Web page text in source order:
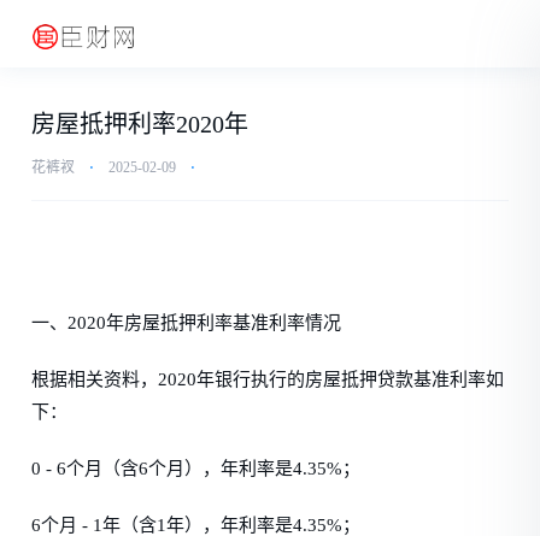
房屋抵押利率2020年
花裤衩 ⋅ 2025-02-09 ⋅
一、2020年房屋抵押利率基准利率情况
根据相关资料，2020年银行执行的房屋抵押贷款基准利率如
下：
0 - 6个月（含6个月），年利率是4.35%；
6个月 - 1年（含1年），年利率是4.35%；